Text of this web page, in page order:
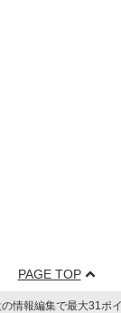
PAGE TOP
情報編集で最大31ポ